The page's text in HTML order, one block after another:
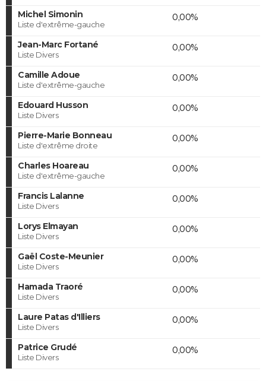
Michel Simonin
Liste d'extrême-gauche
0,00%
Jean-Marc Fortané
Liste Divers
0,00%
Camille Adoue
Liste d'extrême-gauche
0,00%
Edouard Husson
Liste Divers
0,00%
Pierre-Marie Bonneau
Liste d'extrême droite
0,00%
Charles Hoareau
Liste d'extrême-gauche
0,00%
Francis Lalanne
Liste Divers
0,00%
Lorys Elmayan
Liste Divers
0,00%
Gaël Coste-Meunier
Liste Divers
0,00%
Hamada Traoré
Liste Divers
0,00%
Laure Patas d'Illiers
Liste Divers
0,00%
Patrice Grudé
Liste Divers
0,00%